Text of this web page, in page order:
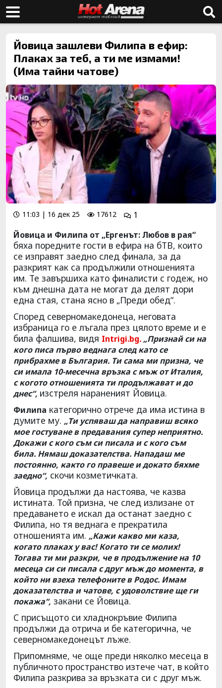
Йовица зашлеви Филипа в ефир:
Плаках за теб, а ти ме измами!
(Има тайни чатове)
11:03 | 16 дек 25 17612
1
Йовица и Филипа от „Ергенът: Любов в рая“
бяха поредните гости в ефира на бТВ, които
се изправят заедно след финала, за да
разкрият как са продължили отношенията
им. Те завършиха като финалисти с годеж, но
към днешна дата не могат да делят дори
една стая, стана ясно в „Преди обед“.
Според северномакедонеца, неговата
избраница го е лъгала през цялото време и е
била фалшива, видя Intrigi.bg. „Признай си на
кого писа първо веднага след като се
прибрахме в България. Ти сама ми призна, че
си имала 10-месечна връзка с мъж от Италия,
с когото отношенията ти продължават и до
днес“, изстреля нараненият Йовица.
Филипа категорично отрече да има истина в
думите му. „Ти успяваш да направиш всяко
мое гостуване в предавания супер неприятно.
Докажи с кого съм си писала и с кого съм
била. Нямаш доказателства. Нападаш ме
постоянно, както го правеше и докато бяхме
заедно“, скочи козметичката.
Йовица продължи да настоява, че казва
истината. Той призна, че след излизане от
предаването е искал да останат заедно с
Филипа, но тя веднага е прекратила
отношенията им. „Кажи какво ми каза,
когато плаках у вас! Когато ти се молих!
Тогава ти ми разкри, че в продължение на 10
месеца си си писала с друг мъж до момента, в
който ни взеха телефоните в Родос. Имам
доказателства и чатове, с удоволствие ще ги
покажа“, закани се Йовица.
С присъщото си хладнокръвие Филипа
продължи да отрича и бе категорична, че
северномакедонецът лъже.
Припомняме, че още преди няколко месеца в
публичното пространство изтече чат, в който
Филипа разкрива за връзката си с друг мъж.